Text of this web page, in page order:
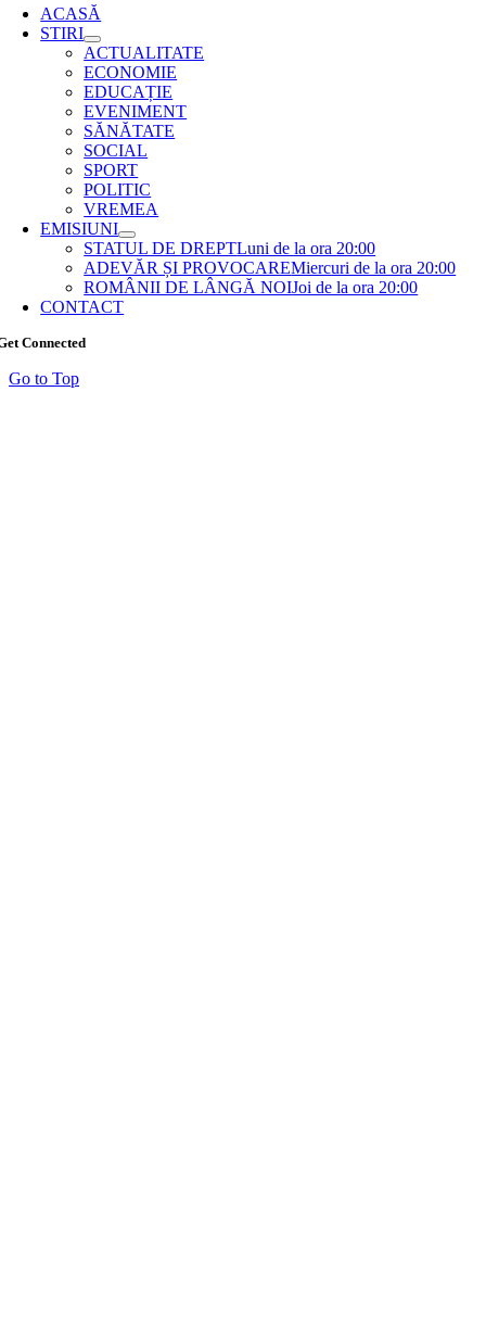
ACASĂ
STIRI
ACTUALITATE
ECONOMIE
EDUCAȚIE
EVENIMENT
SĂNĂTATE
SOCIAL
SPORT
POLITIC
VREMEA
EMISIUNI
STATUL DE DREPTLuni de la ora 20:00
ADEVĂR ȘI PROVOCAREMiercuri de la ora 20:00
ROMÂNII DE LÂNGĂ NOIJoi de la ora 20:00
CONTACT
Connected
Go to Top